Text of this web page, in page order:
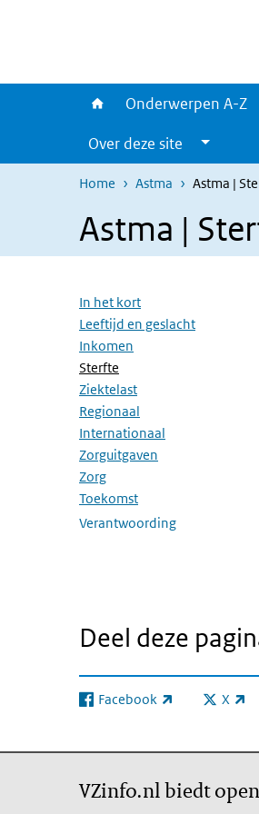
Onderwerpen A-Z
Over deze site
Home Astma Astma |
Astma |
Overslaan menu
In het kort
Leeftijd en geslacht
Inkomen
Sterfte
Ziektelast
Regionaal
Internationaal
Zorguitgaven
Zorg
Toekomst
Verantwoording
Deel deze
Facebook
(externe link) X
(externe
VZinfo.nl biedt